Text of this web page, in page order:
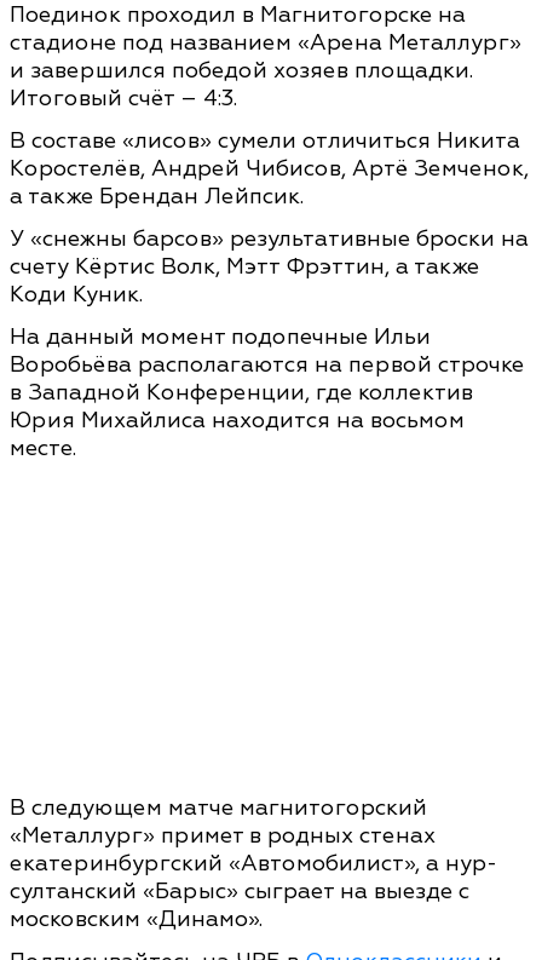
Поединок проходил в Магнитогорске на
стадионе под названием «Арена Металлург»
и завершился победой хозяев площадки.
Итоговый счёт – 4:3.
В составе «лисов» сумели отличиться Никита
Коростелёв, Андрей Чибисов, Артё Земченок,
а также Брендан Лейпсик.
У «снежны барсов» результативные броски на
счету Кёртис Волк, Мэтт Фрэттин, а также
Коди Куник.
На данный момент подопечные Ильи
Воробьёва располагаются на первой строчке
в Западной Конференции, где коллектив
Юрия Михайлиса находится на восьмом
месте.
В следующем матче магнитогорский
«Металлург» примет в родных стенах
екатеринбургский «Автомобилист», а нур-
султанский «Барыс» сыграет на выезде с
московским «Динамо».